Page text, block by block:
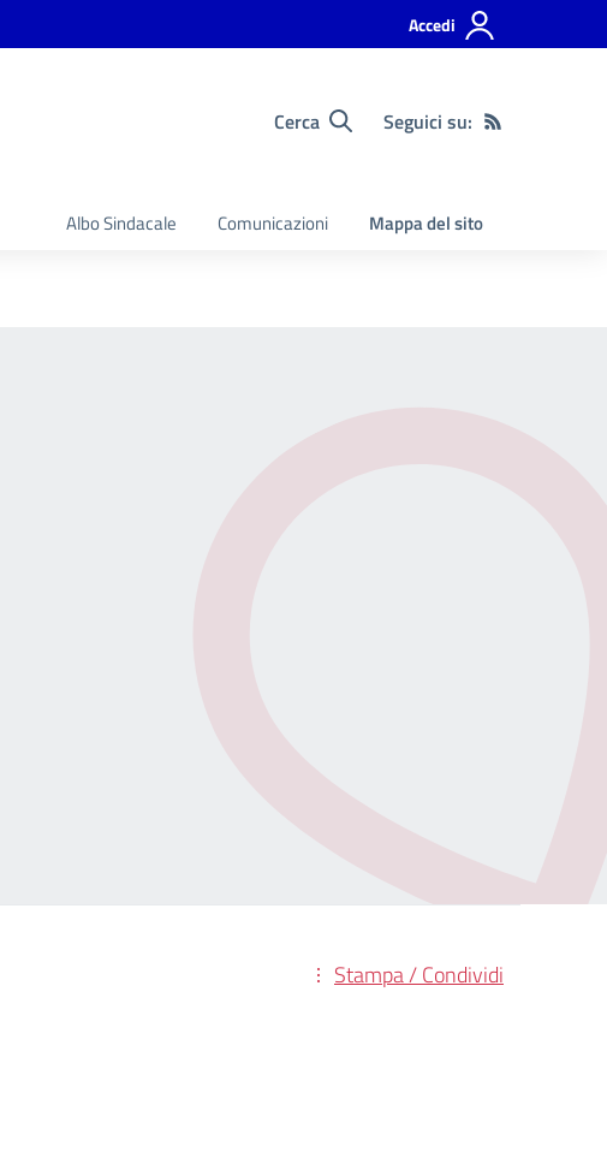
Accedi
Cerca Seguici su:
Albo Sindacale Comunicazioni Mappa del sito
Stampa / Condividi